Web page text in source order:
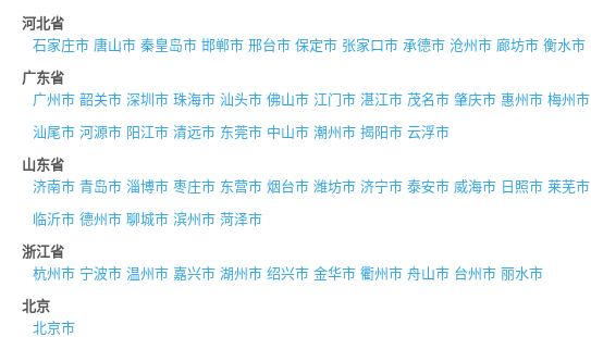
河北省
石家庄市 唐山市 秦皇岛市 邯郸市 邢台市 保定市 张家口市 承德市 沧州市 廊坊市 衡水市
广东省
广州市 韶关市 深圳市 珠海市 汕头市 佛山市 江门市 湛江市 茂名市 肇庆市 惠州市 梅州市
汕尾市 河源市 阳江市 清远市 东莞市 中山市 潮州市 揭阳市 云浮市
山东省
济南市 青岛市 淄博市 枣庄市 东营市 烟台市 潍坊市 济宁市 泰安市 威海市 日照市 莱芜市
临沂市 德州市 聊城市 滨州市 菏泽市
浙江省
杭州市 宁波市 温州市 嘉兴市 湖州市 绍兴市 金华市 衢州市 舟山市 台州市 丽水市
北京
北京市